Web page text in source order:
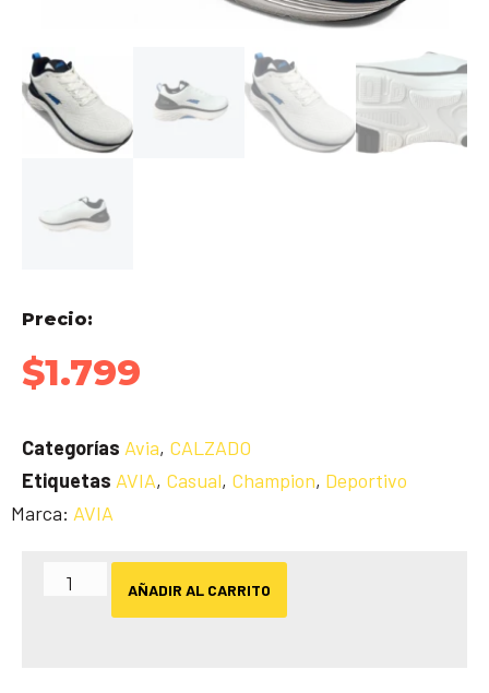
Precio:
$1.799
Categorías Avia, CALZADO
Etiquetas AVIA, Casual, Champion, Deportivo
Marca: AVIA
AÑADIR AL CARRITO